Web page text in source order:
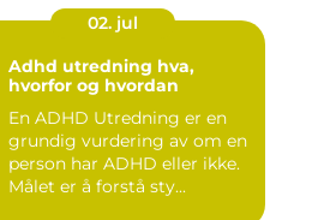
02. jul
Adhd utredning hva,
hvorfor og hvordan
En ADHD Utredning er en
grundig vurdering av om en
person har ADHD eller ikke.
Målet er å forstå sty...